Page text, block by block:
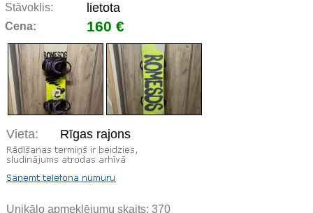
Stāvoklis: lietota
Cena: 160 €
Vieta: Rīgas rajons
Unikālo apmeklējumu skaits: 370